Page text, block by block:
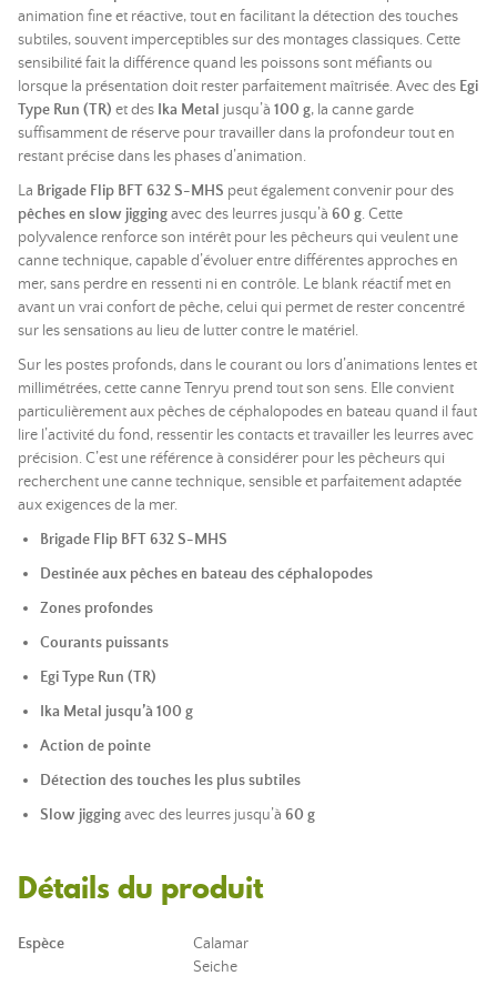
animation fine et réactive, tout en facilitant la détection des touches
subtiles, souvent imperceptibles sur des montages classiques. Cette
sensibilité fait la différence quand les poissons sont méfiants ou
lorsque la présentation doit rester parfaitement maîtrisée. Avec des Egi
Type Run (TR) et des Ika Metal jusqu’à 100 g, la canne garde
suffisamment de réserve pour travailler dans la profondeur tout en
restant précise dans les phases d’animation.
La Brigade Flip BFT 632 S-MHS peut également convenir pour des
pêches en slow jiggingavec des leurres jusqu’à 60 g. Cette
polyvalence renforce son intérêt pour les pêcheurs qui veulent une
canne technique, capable d’évoluer entre différentes approches en
mer, sans perdre en ressenti ni en contrôle. Le blank réactif met en
avant un vrai confort de pêche, celui qui permet de rester concentré
sur les sensations au lieu de lutter contre le matériel.
Sur les postes profonds, dans le courant ou lors d’animations lentes et
millimétrées, cette canne Tenryu prend tout son sens. Elle convient
particulièrement aux pêches de céphalopodes en bateau quand il faut
lire l’activité du fond, ressentir les contacts et travailler les leurres avec
précision. C’est une référence à considérer pour les pêcheurs qui
recherchent une canne technique, sensible et parfaitement adaptée
aux exigences de la mer.
Brigade Flip BFT 632 S-MHS
Destinée aux pêches en bateau des céphalopodes
Zones profondes
Courants puissants
Egi Type Run (TR)
Ika Metal jusqu’à 100 g
Action de pointe
Détection des touches les plus subtiles
Slow jiggingavec des leurres jusqu’à 60 g
Détails du produit
Espèce
Calamar
Seiche